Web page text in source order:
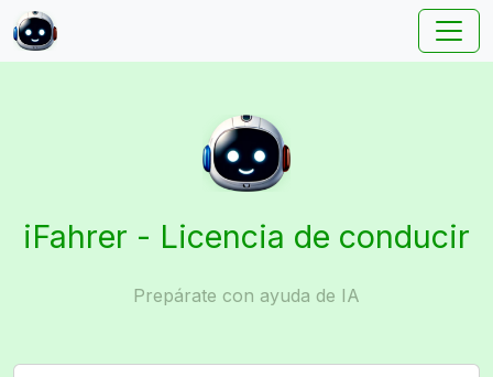
iFahrer - Licencia de conducir
Prepárate con ayuda de IA